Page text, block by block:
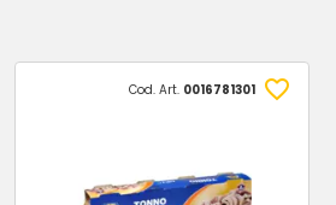
Cod. Art. 0016781301